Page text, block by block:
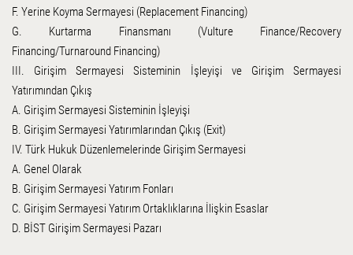
F. Yerine Koyma Sermayesi (Replacement Financing)
G. Kurtarma Finansmanı (Vulture Finance/Recovery
Financing/Turnaround Financing)
III. Girişim Sermayesi Sisteminin İşleyişi ve Girişim Sermayesi
Yatırımından Çıkış
A. Girişim Sermayesi Sisteminin İşleyişi
B. Girişim Sermayesi Yatırımlarından Çıkış (Exit)
IV. Türk Hukuk Düzenlemelerinde Girişim Sermayesi
A. Genel Olarak
B. Girişim Sermayesi Yatırım Fonları
C. Girişim Sermayesi Yatırım Ortaklıklarına İlişkin Esaslar
D. BİST Girişim Sermayesi Pazarı